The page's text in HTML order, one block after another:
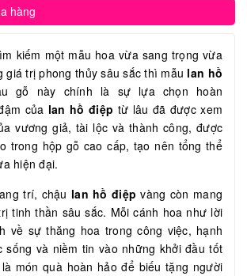
hàng
kiếm một mẫu hoa vừa sang trọng vừa
giá trị phong thủy sâu sắc thì mẫu lan hồ
gỗ này chính là sự lựa chọn hoàn
của lan hồ điệp từ lâu đã được xem
vương giả, tài lộc và thành công, được
trong hộp gỗ cao cấp, tạo nên tổng thể
hiện đại.
trí, chậu lan hồ điệp vàng còn mang
tinh thần sâu sắc. Mỗi cánh hoa như lời
về sự thăng hoa trong công việc, hạnh
sống và niềm tin vào những khởi đầu tốt
món quà hoàn hảo để biếu tặng người